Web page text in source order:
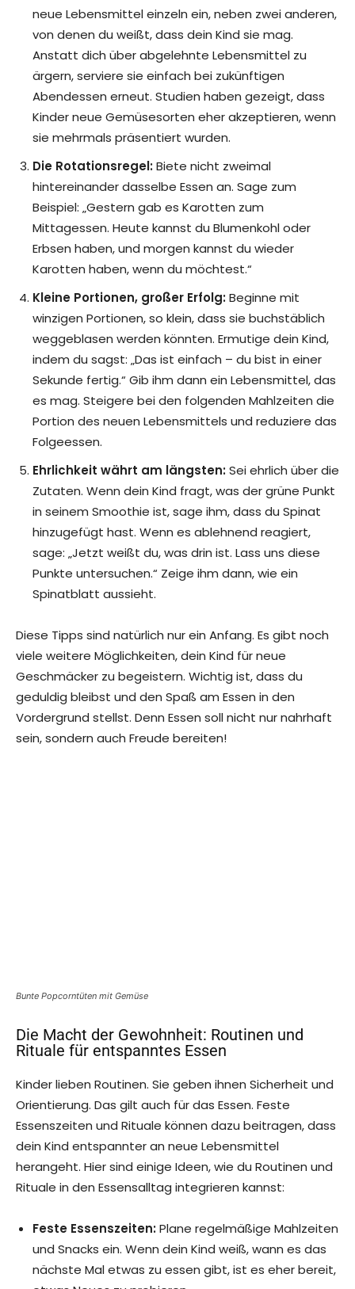
neue Lebensmittel einzeln ein, neben zwei anderen,
von denen du weißt, dass dein Kind sie mag.
Anstatt dich über abgelehnte Lebensmittel zu
ärgern, serviere sie einfach bei zukünftigen
Abendessen erneut. Studien haben gezeigt, dass
Kinder neue Gemüsesorten eher akzeptieren, wenn
sie mehrmals präsentiert wurden.
Die Rotationsregel:Biete nicht zweimal
hintereinander dasselbe Essen an. Sage zum
Beispiel: „Gestern gab es Karotten zum
Mittagessen. Heute kannst du Blumenkohl oder
Erbsen haben, und morgen kannst du wieder
Karotten haben, wenn du möchtest.“
Kleine Portionen, großer Erfolg:Beginne mit
winzigen Portionen, so klein, dass sie buchstäblich
weggeblasen werden könnten. Ermutige dein Kind,
indem du sagst: „Das ist einfach – du bist in einer
Sekunde fertig.“ Gib ihm dann ein Lebensmittel, das
es mag. Steigere bei den folgenden Mahlzeiten die
Portion des neuen Lebensmittels und reduziere das
Folgeessen.
Ehrlichkeit währt am längsten:Sei ehrlich über die
Zutaten. Wenn dein Kind fragt, was der grüne Punkt
in seinem Smoothie ist, sage ihm, dass du Spinat
hinzugefügt hast. Wenn es ablehnend reagiert,
sage: „Jetzt weißt du, was drin ist. Lass uns diese
Punkte untersuchen.“ Zeige ihm dann, wie ein
Spinatblatt aussieht.
Diese Tipps sind natürlich nur ein Anfang. Es gibt noch
viele weitere Möglichkeiten, dein Kind für neue
Geschmäcker zu begeistern. Wichtig ist, dass du
geduldig bleibst und den Spaß am Essen in den
Vordergrund stellst. Denn Essen soll nicht nur nahrhaft
sein, sondern auch Freude bereiten!
Bunte Popcorntüten mit Gemüse
Die Macht der Gewohnheit: Routinen und
Rituale für entspanntes Essen
Kinder lieben Routinen. Sie geben ihnen Sicherheit und
Orientierung. Das gilt auch für das Essen. Feste
Essenszeiten und Rituale können dazu beitragen, dass
dein Kind entspannter an neue Lebensmittel
herangeht. Hier sind einige Ideen, wie du Routinen und
Rituale in den Essensalltag integrieren kannst:
Feste Essenszeiten:Plane regelmäßige Mahlzeiten
und Snacks ein. Wenn dein Kind weiß, wann es das
nächste Mal etwas zu essen gibt, ist es eher bereit,